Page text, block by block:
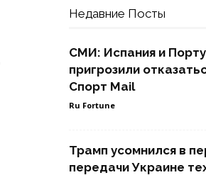
Недавние Посты
СМИ: Испания и
пригрозили
Спорт Mail
Ru Fortune
Трамп усомнился в
передачи Украине